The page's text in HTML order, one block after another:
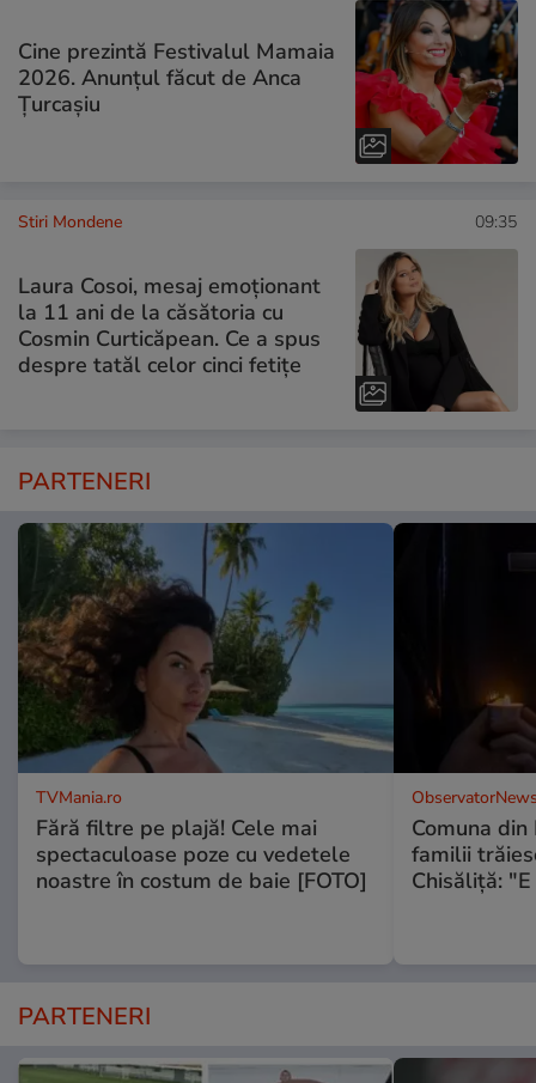
Cine prezintă Festivalul Mamaia
2026. Anunțul făcut de Anca
Țurcașiu
Stiri Mondene 09:35
Laura Cosoi, mesaj emoționant
la 11 ani de la căsătoria cu
Cosmin Curticăpean. Ce a spus
despre tatăl celor cinci fetițe
PARTENERI
TVMania.ro
Fără filtre pe plajă! Cele mai
spectaculoase poze cu vedetele
noastre în costum de baie [FOTO]
Comuna din
familii
Chisăliţă:
PARTENERI